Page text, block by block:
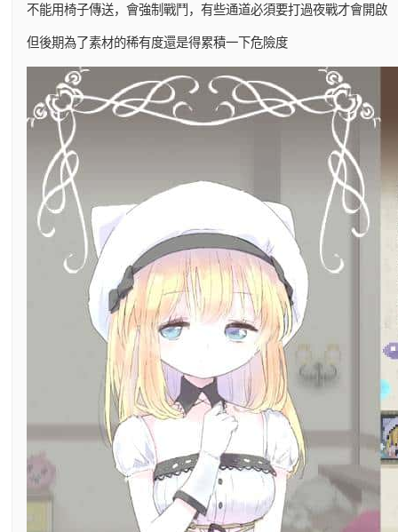
不能用椅子傳送，會強制戰鬥，有些通道必須要打過夜戰才會開啟
但後期為了素材的稀有度還是得累積一下危險度